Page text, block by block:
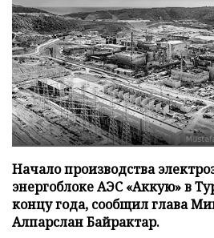
Начало производства
энергоблоке АЭС «Аккую» в
концу года, сообщил глава
Алпарслан Байрактар.